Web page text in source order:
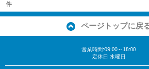
件
ページトップに戻
営業時間:09:00～18:00
定休日:水曜日